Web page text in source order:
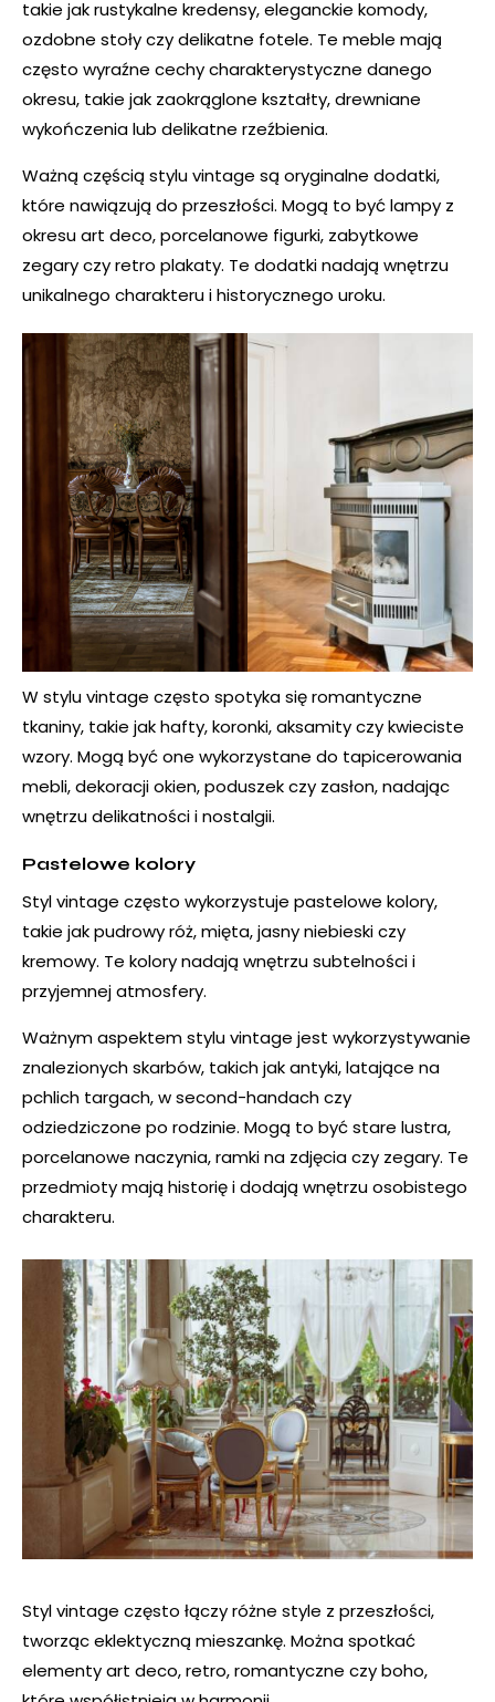
takie jak rustykalne kredensy, eleganckie komody,
ozdobne stoły czy delikatne fotele. Te meble mają
często wyraźne cechy charakterystyczne danego
okresu, takie jak zaokrąglone kształty, drewniane
wykończenia lub delikatne rzeźbienia.
Ważną częścią stylu vintage są oryginalne dodatki,
które nawiązują do przeszłości. Mogą to być lampy z
okresu art deco, porcelanowe figurki, zabytkowe
zegary czy retro plakaty. Te dodatki nadają wnętrzu
unikalnego charakteru i historycznego uroku.
W stylu vintage często spotyka się romantyczne
tkaniny, takie jak hafty, koronki, aksamity czy kwieciste
wzory. Mogą być one wykorzystane do tapicerowania
mebli, dekoracji okien, poduszek czy zasłon, nadając
wnętrzu delikatności i nostalgii.
Pastelowe kolory
Styl vintage często wykorzystuje pastelowe kolory,
takie jak pudrowy róż, mięta, jasny niebieski czy
kremowy. Te kolory nadają wnętrzu subtelności i
przyjemnej atmosfery.
Ważnym aspektem stylu vintage jest wykorzystywanie
znalezionych skarbów, takich jak antyki, latające na
pchlich targach, w second-handach czy
odziedziczone po rodzinie. Mogą to być stare lustra,
porcelanowe naczynia, ramki na zdjęcia czy zegary. Te
przedmioty mają historię i dodają wnętrzu osobistego
charakteru.
Styl vintage często łączy różne style z przeszłości,
tworząc eklektyczną mieszankę. Można spotkać
elementy art deco, retro, romantyczne czy boho,